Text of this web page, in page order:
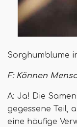
Sorghumblume
F: Können
A: Ja! Die
gegessene Teil,
eine häufige